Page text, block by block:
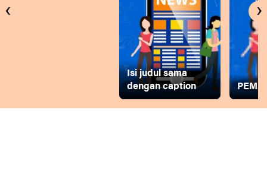
Isi judul sama
dengan caption
‹ ›